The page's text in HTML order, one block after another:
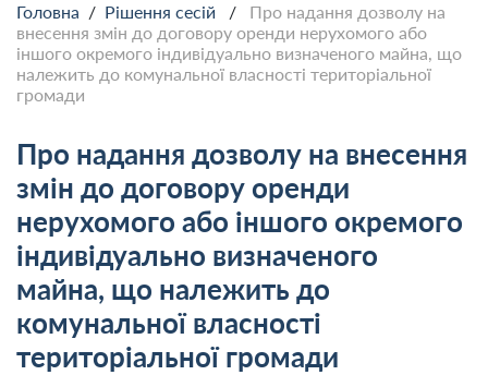
Головна / Рішення сесій / Про надання дозволу на
внесення змін до договору оренди нерухомого або
іншого окремого індивідуально визначеного майна, що
належить до комунальної власності територіальної
громади
Про надання дозволу на внесення
змін до договору оренди
нерухомого або іншого окремого
індивідуально визначеного
майна, що належить до
комунальної власності
територіальної громади